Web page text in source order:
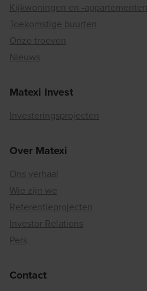
Kijkwoningen en -appartementen
Toekomstige buurten
Onze troeven
Nieuws
Matexi Invest
Investeringsprojecten
Over Matexi
Ons verhaal
Wie zijn we
Referentieprojecten
Investor Relations
Pers
Contact